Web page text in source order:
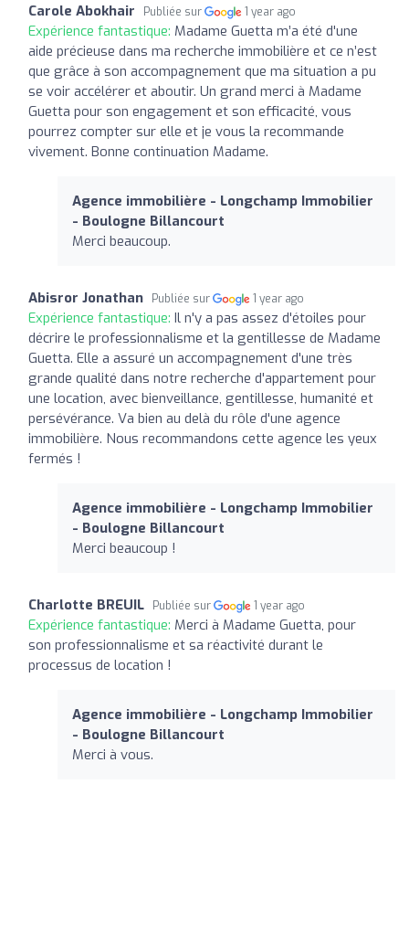
Carole Abokhair Publiée sur 1 year ago
Expérience fantastique: Madame Guetta m’a été d'une
aide précieuse dans ma recherche immobilière et ce n’est
que grâce à son accompagnement que ma situation a pu
se voir accélérer et aboutir. Un grand merci à Madame
Guetta pour son engagement et son efficacité, vous
pourrez compter sur elle et je vous la recommande
vivement. Bonne continuation Madame.
Agence immobilière - Longchamp Immobilier
- Boulogne Billancourt
Merci beaucoup.
Abisror Jonathan Publiée sur 1 year ago
Expérience fantastique: Il n'y a pas assez d'étoiles pour
décrire le professionnalisme et la gentillesse de Madame
Guetta. Elle a assuré un accompagnement d'une très
grande qualité dans notre recherche d'appartement pour
une location, avec bienveillance, gentillesse, humanité et
persévérance. Va bien au delà du rôle d'une agence
immobilière. Nous recommandons cette agence les yeux
fermés !
Agence immobilière - Longchamp Immobilier
- Boulogne Billancourt
Merci beaucoup !
Charlotte BREUIL Publiée sur 1 year ago
Expérience fantastique: Merci à Madame Guetta, pour
son professionnalisme et sa réactivité durant le
processus de location !
Agence immobilière - Longchamp Immobilier
- Boulogne Billancourt
Merci à vous.